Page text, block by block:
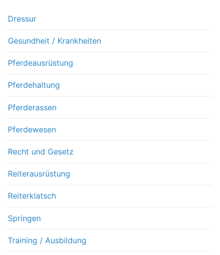
Dressur
Gesundheit / Krankheiten
Pferdeausrüstung
Pferdehaltung
Pferderassen
Pferdewesen
Recht und Gesetz
Reiterausrüstung
Reiterklatsch
Springen
Training / Ausbildung